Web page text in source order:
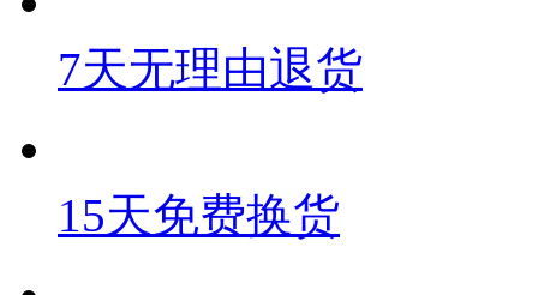
7天无理由退货
15天免费换货